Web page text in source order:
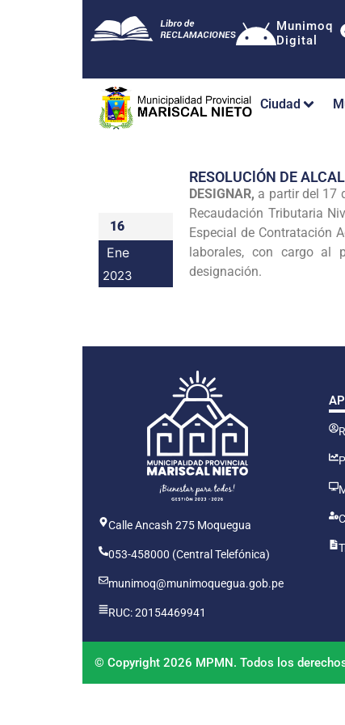
Munimoq
Digital
Ciudad
16
Ene
2023
RESOLUClÓN DE
DESIGNAR, a partir del 17
Recaudación Tributaria
Especial de Contratación
laborales, con cargo al
designación.
Calle Ancash 275 Moquegua
053-458000 (Central Telefónica)
munimoq@munimoquegua.gob.pe
RUC: 20154469941
© Copyright 2026 MPMN. Todos los